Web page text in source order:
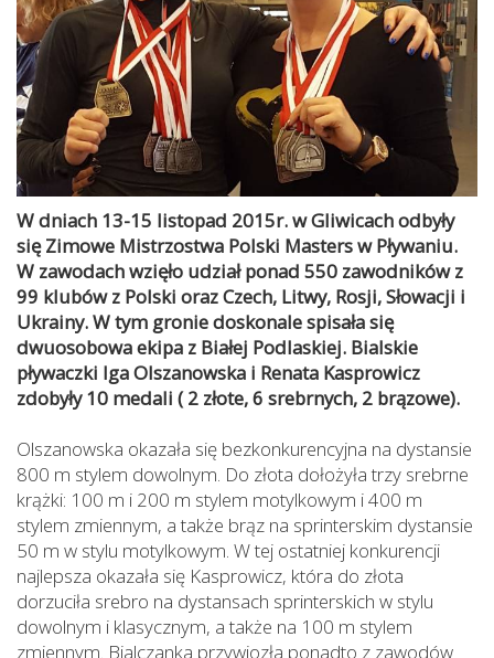
W dniach 13-15 listopad 2015r. w Gliwicach odbyły
się Zimowe Mistrzostwa Polski Masters w Pływaniu.
W zawodach wzięło udział ponad 550 zawodników z
99 klubów z Polski oraz Czech, Litwy, Rosji, Słowacji i
Ukrainy. W tym gronie doskonale spisała się
dwuosobowa ekipa z Białej Podlaskiej. Bialskie
pływaczki Iga Olszanowska i Renata Kasprowicz
zdobyły 10 medali ( 2 złote, 6 srebrnych, 2 brązowe).
Olszanowska okazała się bezkonkurencyjna na dystansie
800 m stylem dowolnym. Do złota dołożyła trzy srebrne
krążki: 100 m i 200 m stylem motylkowym i 400 m
stylem zmiennym, a także brąz na sprinterskim dystansie
50 m w stylu motylkowym. W tej ostatniej konkurencji
najlepsza okazała się Kasprowicz, która do złota
dorzuciła srebro na dystansach sprinterskich w stylu
dowolnym i klasycznym, a także na 100 m stylem
zmiennym. Bialczanka przywiozła ponadto z zawodów